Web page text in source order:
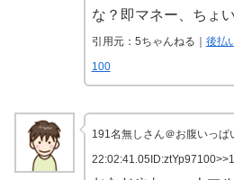
な？即マネー、ちょ
引用元：5ちゃんねる｜ 後払
100
191名無しさん＠お腹いっ